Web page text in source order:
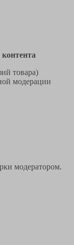
товара)
модерации
модератором.